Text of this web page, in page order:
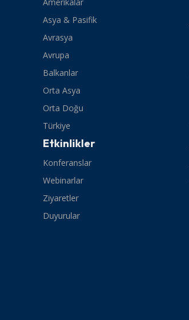
Asya & Pasifik
Avrasya
Avrupa
Balkanlar
Orta Asya
Orta Doğu
Türkiye
Etkinlikler
Konferanslar
Webinarlar
Ziyaretler
Duyurular